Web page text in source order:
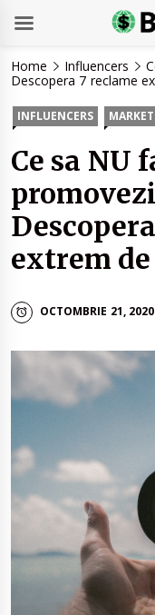
to
Home Influencers
Descopera 7 reclame
INFLUENCERS
Ce sa NU
extrem
OCTOMBRIE 21, 2020